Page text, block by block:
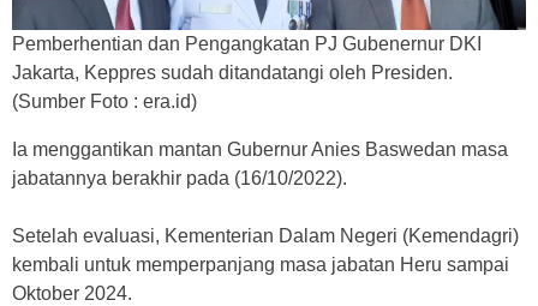
Pemberhentian dan Pengangkatan PJ Gubenernur DKI
Jakarta, Keppres sudah ditandatangi oleh Presiden.
(Sumber Foto : era.id)
Ia menggantikan mantan Gubernur Anies Baswedan masa
jabatannya berakhir pada (16/10/2022).
Setelah evaluasi, Kementerian Dalam Negeri (Kemendagri)
kembali untuk memperpanjang masa jabatan Heru sampai
Oktober 2024.